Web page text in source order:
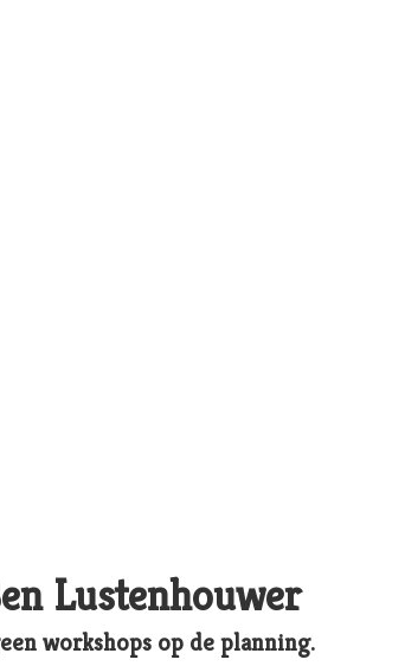
Lustenhouwer
workshops op de planning.